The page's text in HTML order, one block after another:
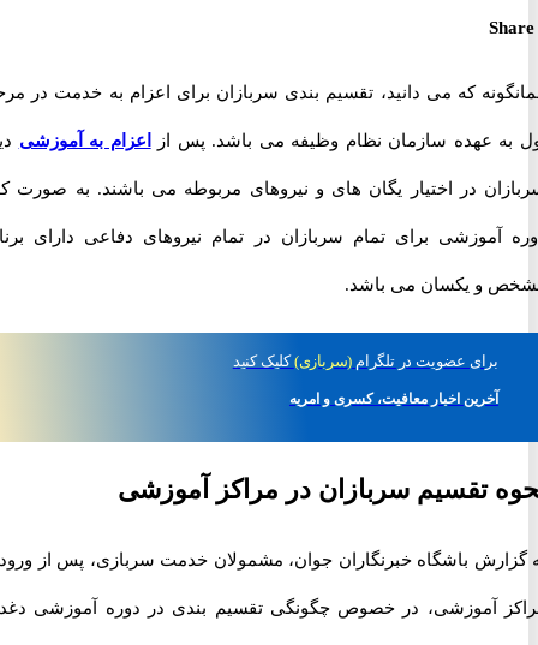
که می دانید، تقسیم بندی سربازان برای اعزام به خدمت در مرحله
عهده سازمان نظام وظیفه می باشد. پس از اعزام به آموزشی دیگر
در اختیار یگان های و نیروهای مربوطه می باشند. به صورت کلی
برای تمام سربازان در تمام نیروهای دفاعی دارای برنامه
و یکسان می باشد.
عضویت در تلگرام(سربازی) کلیک کنید
آخرین اخبار معافیت، کسری و امریه
تقسیم سربازان در مراکز آموزشی
باشگاه خبرنگاران جوان، مشمولان خدمت سربازی، پس از ورود به
آموزشی، در خصوص چگونگی تقسیم بندی در دوره آموزشی دغدغه